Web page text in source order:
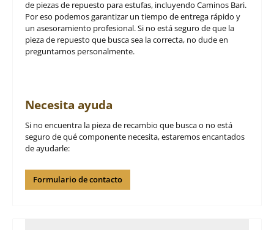
de piezas de repuesto para estufas, incluyendo Caminos Bari.
Por eso podemos garantizar un tiempo de entrega rápido y
un asesoramiento profesional. Si no está seguro de que la
pieza de repuesto que busca sea la correcta, no dude en
preguntarnos personalmente.
Necesita ayuda
Si no encuentra la pieza de recambio que busca o no está
seguro de qué componente necesita, estaremos encantados
de ayudarle:
Formulario de contacto